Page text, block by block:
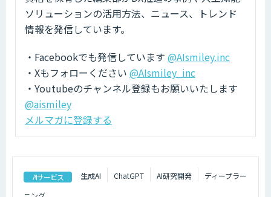
ソリューションの活用方法、ニュース、トレンド
情報を発信しています。
・Facebookでも発信しています @AIsmiley.inc
・Xもフォローください @AIsmiley_inc
・Youtubeのチャンネル登録もお願いいたします
@aismiley
メルマガに登録する
AIサービス 生成AI ChatGPT AI研究開発
ディープラー